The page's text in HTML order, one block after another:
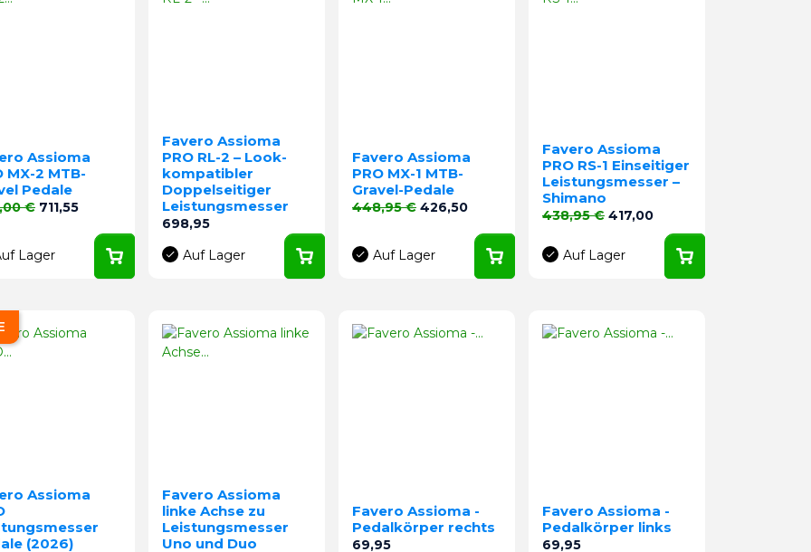
Assioma
MX-2 MTB-
Pedale
€ Preis
711,55
Lager
Favero Assioma
PRO RL-2 – Look-
kompatibler
Doppelseitiger
Leistungsmesser
Preis
698,95
Auf Lager
Favero Assioma
PRO MX-1 MTB-
Gravel-Pedale
Verkaufspreis
448,95 € Preis
426,50
Auf Lager
Favero Assioma
PRO RS-1 Einseitiger
Leistungsmesser –
Shimano
Verkaufspreis
438,95 € Preis
417,00
Auf Lager
Assioma
(2026)
Favero Assioma
linke Achse zu
Leistungsmesser
Uno und Duo
Favero Assioma -
Pedalkörper rechts
Preis
69,95
Favero Assioma -
Pedalkörper links
Preis
69,95